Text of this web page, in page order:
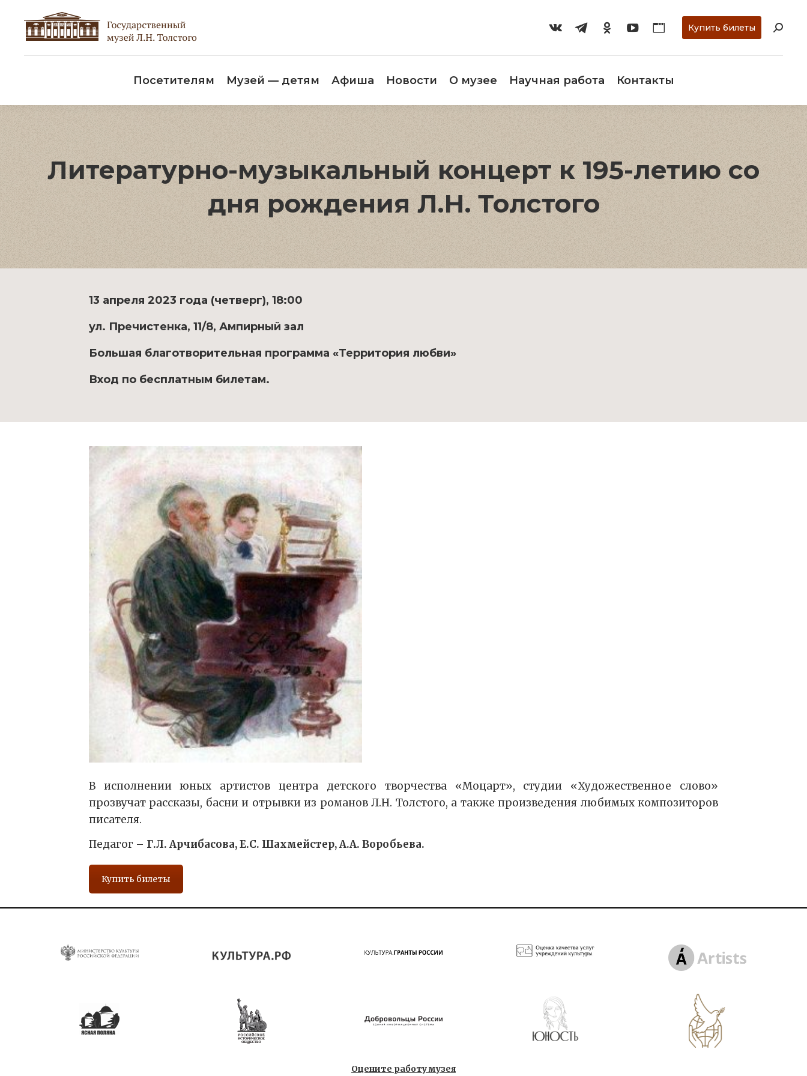
Купить билеты
Посетителям Музей — детям Афиша Новости О музее Научная работа Контакты
Литературно-музыкальный концерт к 195-летию со
дня рождения Л.Н. Толстого
13 апреля 2023 года (четверг), 18:00
ул. Пречистенка, 11/8, Ампирный зал
Большая благотворительная программа «Территория любви»
Вход по бесплатным билетам.
В исполнении юных артистов центра детского творчества «Моцарт», студии «Художественное слово»
прозвучат рассказы, басни и отрывки из романов Л.Н. Толстого, а также произведения любимых композиторов
писателя.
Педагог – Г.Л. Арчибасова, Е.С. Шахмейстер, А.А. Воробьева.
Купить билеты
Оцените работу музея
О музее Научная работа Контакты